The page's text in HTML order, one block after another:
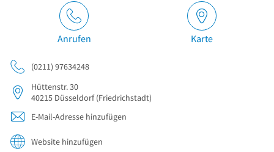
Anrufen Karte
(0211) 97634248
Hüttenstr. 30
40215 Düsseldorf(Friedrichstadt)
E-Mail-Adresse hinzufügen
Website hinzufügen